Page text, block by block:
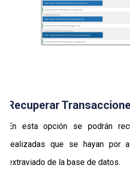
Recuperar
En esta opción se podrán
realizadas que se hayan por
extraviado de la base de datos.